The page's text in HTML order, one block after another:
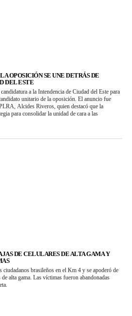
OPOSICIÓN SE UNE DETRÁS DE
DEL ESTE
a la Intendencia de Ciudad del Este para
unitario de la oposición. El anuncio fue
Alcides Riveros, quien destacó que la
para consolidar la unidad de cara a las
DE CELULARES DE ALTA GAMA Y
ciudadanos brasileños en el Km 4 y se apoderó de
alta gama. Las víctimas fueron abandonadas